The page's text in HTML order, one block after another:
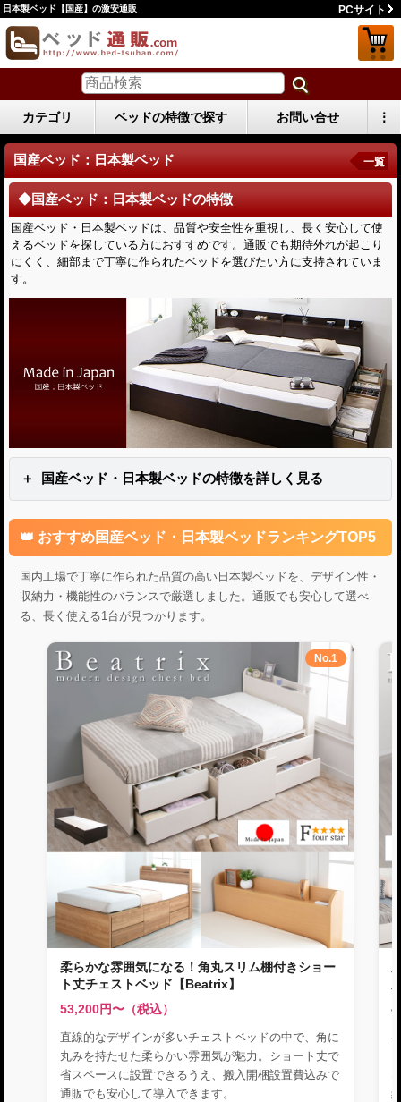
日本製ベッド【国産】の激安通販 PCサイト
カテゴリ ベッドの特徴で探す お問い合せ ⋮
国産ベッド：日本製ベッド
◆国産ベッド：日本製ベッドの特徴
国産ベッド・日本製ベッドは、品質や安全性を重視し、長く安心して使
えるベッドを探している方におすすめです。通販でも期待外れが起こり
にくく、細部まで丁寧に作られたベッドを選びたい方に支持されていま
す。
国産ベッド・日本製ベッドの特徴を詳しく見る
おすすめ国産ベッド・日本製ベッドランキングTOP5
国内工場で丁寧に作られた品質の高い日本製ベッドを、デザイン性・
収納力・機能性のバランスで厳選しました。通販でも安心して選べ
る、長く使える1台が見つかります。
No.1
柔らかな雰囲気になる！角丸スリム棚付きショー
ト丈チェストベッド【Beatrix】
53,200円〜（税込）
直線的なデザインが多いチェストベッドの中で、角に
丸みを持たせた柔らかい雰囲気が魅力。ショート丈で
省スペースに設置できるうえ、搬入開梱設置費込みで
通販でも安心して導入できます。
一覧